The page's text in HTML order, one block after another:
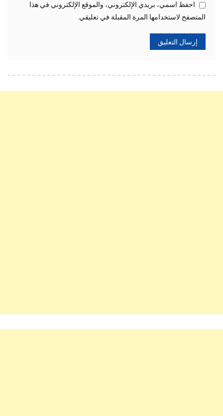
احفظ اسمي، بريدي الإلكتروني، والموقع الإلكتروني في هذا
المتصفح لاستخدامها المرة المقبلة في تعليقي.